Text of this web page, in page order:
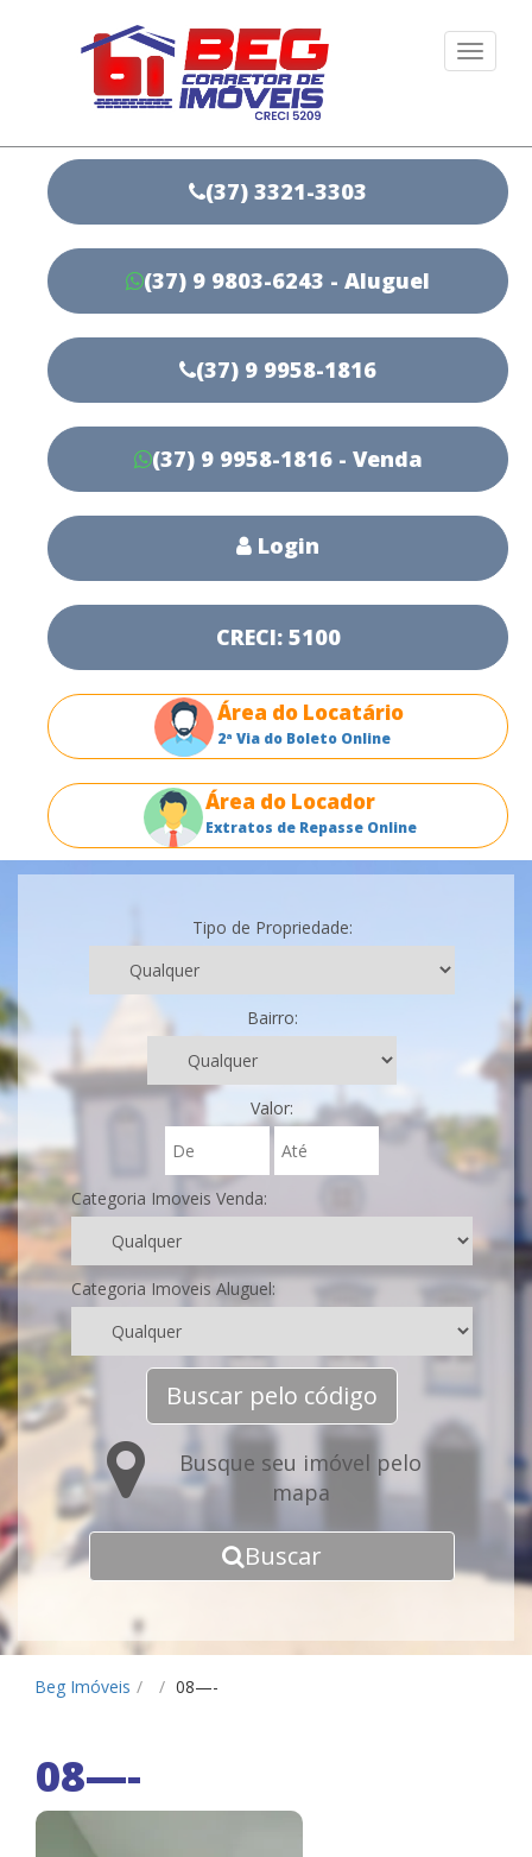
(37) 3321-3303
(37) 9 9803-6243 - Aluguel
(37) 9 9958-1816
(37) 9 9958-1816 - Venda
Login
CRECI: 5100
Área do Locatário
2ª Via do Boleto Online
Área do Locador
Extratos de Repasse Online
Tipo de Propriedade:
Bairro:
Valor:
Categoria Imoveis Venda:
Categoria Imoveis Aluguel:
Buscar pelo código
Busque seu imóvel pelo
mapa
Buscar
Beg Imóveis / / 08—-
08—-